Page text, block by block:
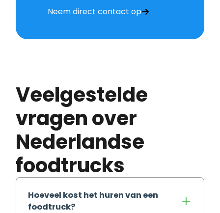
Neem direct contact op
Veelgestelde
vragen over
Nederlandse
foodtrucks
Hoeveel kost het huren van een
foodtruck?